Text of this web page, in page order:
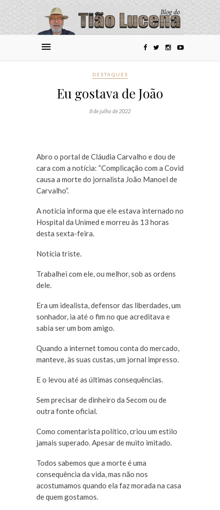
DESTAQUES
Eu gostava de João
8 de julho de 2022
Abro o portal de Cláudia Carvalho e dou de
cara com a notícia: “Complicação com a Covid
causa a morte do jornalista João Manoel de
Carvalho”.
A notícia informa que ele estava internado no
Hospital da Unimed e morreu às 13 horas
desta sexta-feira.
Notícia triste.
Trabalhei com ele, ou melhor, sob as ordens
dele.
Era um idealista, defensor das liberdades, um
sonhador, ia até o fim no que acreditava e
sabia ser um bom amigo.
Quando a internet tomou conta do mercado,
manteve, às suas custas, um jornal impresso.
E o levou até as últimas consequências.
Sem precisar de dinheiro da Secom ou de
outra fonte oficial.
Como comentarista político, criou um estilo
jamais superado. Apesar de muito imitado.
Todos sabemos que a morte é uma
consequência da vida, mas não nos
acostumamos quando ela faz morada na casa
de quem gostamos.